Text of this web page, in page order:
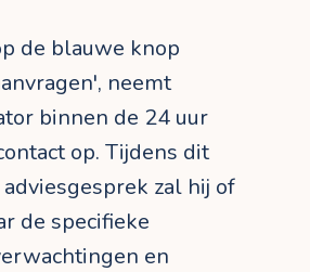
de blauwe knop
neemt
binnen de 24 uur
op. Tijdens dit
zal hij of
de specifieke
en